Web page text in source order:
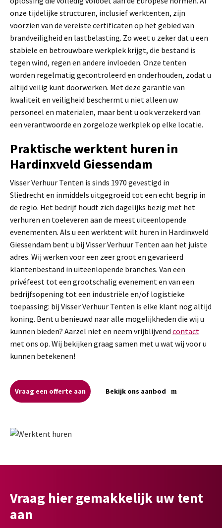
onze tijdelijke structuren, inclusief werktenten, zijn
voorzien van de vereiste certificaten op het gebied van
brandveiligheid en lastbelasting. Zo weet u zeker dat u een
stabiele en betrouwbare werkplek krijgt, die bestand is
tegen wind, regen en andere invloeden. Onze tenten
worden regelmatig gecontroleerd en onderhouden, zodat u
altijd veilig kunt doorwerken. Met deze garantie van
kwaliteit en veiligheid beschermt u niet alleen uw
personeel en materialen, maar bent u ook verzekerd van
een verantwoorde en zorgeloze werkplek op elke locatie.
Praktische werktent huren in
Hardinxveld Giessendam
Visser Verhuur Tenten is sinds 1970 gevestigd in
Sliedrecht en inmiddels uitgegroeid tot een echt begrip in
de regio. Het bedrijf houdt zich dagelijks bezig met het
verhuren en toeleveren aan de meest uiteenlopende
evenementen. Als u een werktent wilt huren in Hardinxveld
Giessendam bent u bij Visser Verhuur Tenten aan het juiste
adres. Wij werken voor een zeer groot en gevarieerd
klantenbestand in uiteenlopende branches. Van een
privéfeest tot een grootschalig evenement en van een
bedrijfsopening tot een industriële en/of logistieke
toepassing: bij Visser Verhuur Tenten is elke klant nog altijd
koning. Bent u benieuwd naar alle mogelijkheden die wij u
kunnen bieden? Aarzel niet en neem vrijblijvend contact
met ons op. Wij bekijken graag samen met u wat wij voor u
kunnen betekenen!
Vraag een offerte aan Bekijk ons aanbod
Vraag hier gemakkelijk uw tent
aan